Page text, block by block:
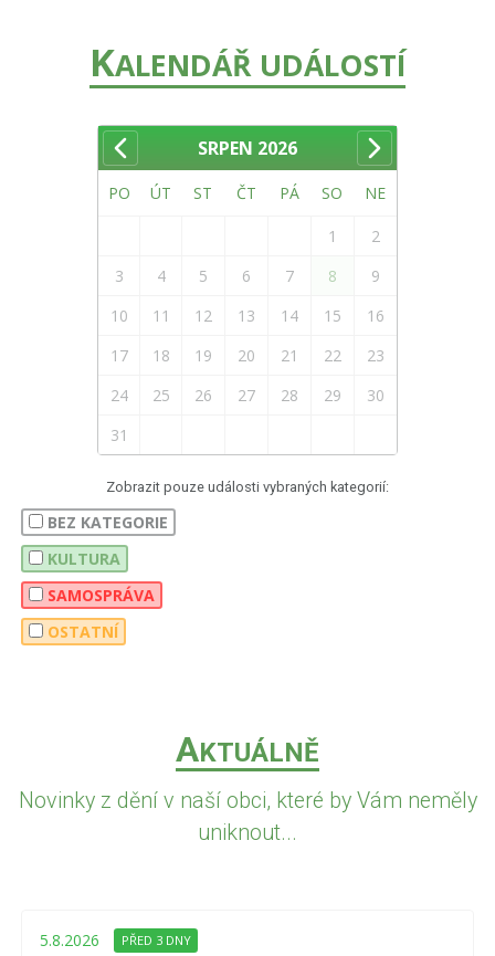
KALENDÁŘ UDÁLOSTÍ
SRPEN 2026
PO ÚT ST ČT PÁ SO NE
1
2
3
4 5 6 7 8
9
10
11 12 13 14 15
16
17
18 19 20 21 22
23
24
25 26 27 28 29
30
31
Zobrazit pouze události vybraných kategorií:
BEZ KATEGORIE
KULTURA
SAMOSPRÁVA
OSTATNÍ
AKTUÁLNĚ
Novinky z dění v naší obci, které by Vám neměly
uniknout...
5.8.2026 PŘED 3 DNY